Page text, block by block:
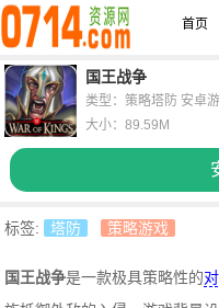
首页
国王战争
类型：策略塔防 安卓
大小：89.59M
标签: 塔防 策略游戏
国王战争是一款极具策略性的